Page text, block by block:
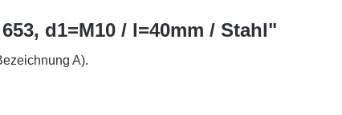
d1=M10 / l=40mm / Stahl"
A).